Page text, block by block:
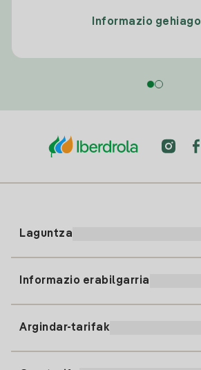
Informazio gehiago
Laguntza
Informazio erabilgarria
Argindar-tarifak